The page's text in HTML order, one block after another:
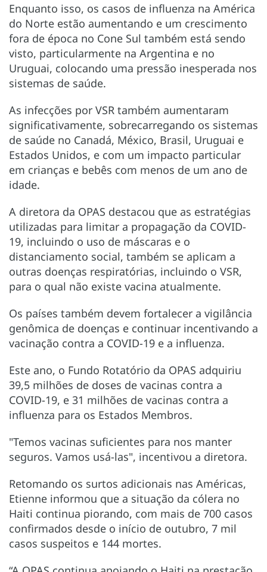
Enquanto isso, os casos de influenza na América
do Norte estão aumentando e um crescimento
fora de época no Cone Sul também está sendo
visto, particularmente na Argentina e no
Uruguai, colocando uma pressão inesperada nos
sistemas de saúde.
As infecções por VSR também aumentaram
significativamente, sobrecarregando os sistemas
de saúde no Canadá, México, Brasil, Uruguai e
Estados Unidos, e com um impacto particular
em crianças e bebês com menos de um ano de
idade.
A diretora da OPAS destacou que as estratégias
utilizadas para limitar a propagação da COVID-
19, incluindo o uso de máscaras e o
distanciamento social, também se aplicam a
outras doenças respiratórias, incluindo o VSR,
para o qual não existe vacina atualmente.
Os países também devem fortalecer a vigilância
genômica de doenças e continuar incentivando a
vacinação contra a COVID-19 e a influenza.
Este ano, o Fundo Rotatório da OPAS adquiriu
39,5 milhões de doses de vacinas contra a
COVID-19, e 31 milhões de vacinas contra a
influenza para os Estados Membros.
"Temos vacinas suficientes para nos manter
seguros. Vamos usá-las", incentivou a diretora.
Retomando os surtos adicionais nas Américas,
Etienne informou que a situação da cólera no
Haiti continua piorando, com mais de 700 casos
confirmados desde o início de outubro, 7 mil
casos suspeitos e 144 mortes.